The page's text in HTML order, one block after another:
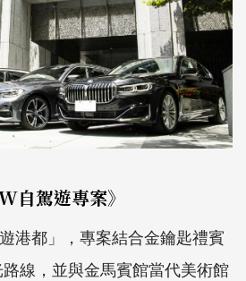
自駕遊專案》
港都」，專案結合金鑰匙禮賓
線，並與金馬賓館當代美術館